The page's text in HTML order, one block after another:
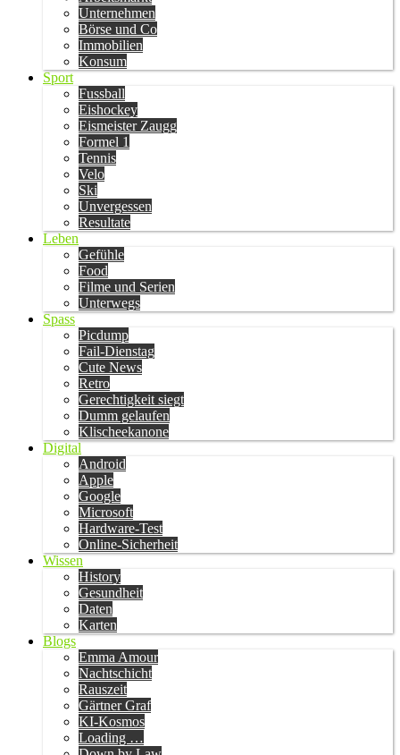
Unternehmen
Börse und Co
Immobilien
Konsum
Sport
Fussball
Eishockey
Eismeister Zaugg
Formel 1
Tennis
Velo
Ski
Unvergessen
Resultate
Leben
Gefühle
Food
Filme und Serien
Unterwegs
Spass
Picdump
Fail-Dienstag
Cute News
Retro
Gerechtigkeit siegt
Dumm gelaufen
Klischeekanone
Digital
Android
Apple
Google
Microsoft
Hardware-Test
Online-Sicherheit
Wissen
History
Gesundheit
Daten
Karten
Blogs
Emma Amour
Nachtschicht
Rauszeit
Gärtner Graf
KI-Kosmos
Loading …